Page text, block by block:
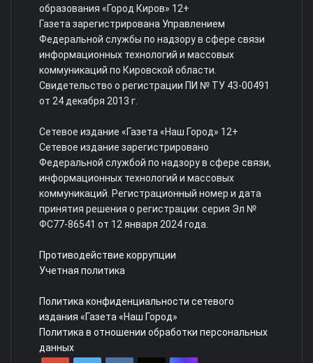
образования «Город Киров» 12+
Газета зарегистрирована Управлением
Федеральной службы по надзору в сфере связи
информационных технологий и массовых
коммуникаций по Кировской области.
Свидетельство о регистрации ПИ № ТУ 43-00491
от 24 декабря 2013 г.
Сетевое издание «Газета «Наш Город» 12+
Сетевое издание зарегистрировано
Федеральной службой по надзору в сфере связи,
информационных технологий и массовых
коммуникаций. Регистрационный номер и дата
принятия решения о регистрации: серия Эл №
ФС77-86541 от 12 января 2024 года.
Противодействие коррупции
Учетная политика
Политика конфиденциальности сетевого
издания «Газета «Наш Город»
Политика в отношении обработки персональных
данных